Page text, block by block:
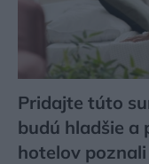
Pridajte túto
budú hladšie a
hotelov